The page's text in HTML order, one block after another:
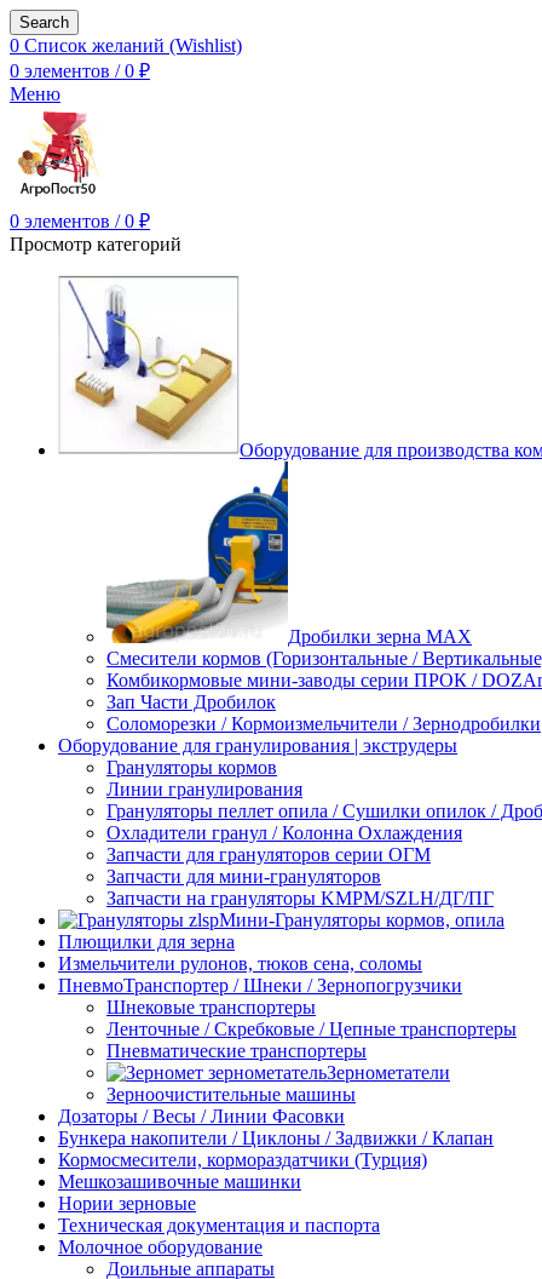
Search
0 Список желаний (Wishlist)
0 элементов / 0 ₽
Меню
0 элементов / 0 ₽
Просмотр категорий
Оборудование для производства
Дробилки зерна МАХ
Смесители кормов (Горизонтальные /
Комбикормовые мини-заводы серии ПРОК /
Зап Части Дробилок
Соломорезки / Кормоизмельчители / Зернодробилки
Оборудование для гранулирования | экструдеры
Грануляторы кормов
Линии гранулирования
Грануляторы пеллет опила / Сушилки опилок /
Охладители гранул / Колонна Охлаждения
Запчасти для грануляторов серии ОГМ
Запчасти для мини-грануляторов
Запчасти на грануляторы KMPM/SZLH/ДГ/ПГ
Мини-Грануляторы кормов, опила
Плющилки для зерна
Измельчители рулонов, тюков сена, соломы
ПневмоТранспортер / Шнеки / Зернопогрузчики
Шнековые транспортеры
Ленточные / Скребковые / Цепные транспортеры
Пневматические транспортеры
Зернометатели
Зерноочистительные машины
Дозаторы / Весы / Линии Фасовки
Бункера накопители / Циклоны / Задвижки / Клапан
Кормосмесители, кормораздатчики (Турция)
Мешкозашивочные машинки
Нории зерновые
Техническая документация и паспорта
Молочное оборудование
Доильные аппараты